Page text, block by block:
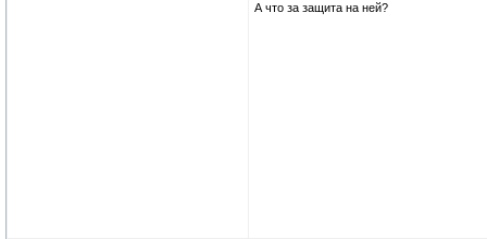
А что за защита на ней?